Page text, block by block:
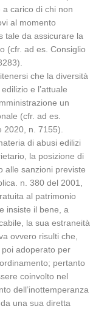
a carico di chi non
al momento
tale da assicurare la
(cfr. ad es. Consiglio
che la diversità
e l’attuale
un
(cfr. ad es.
n. 7155).
di abusi edilizi
la posizione di
alle sanzioni previste
n. 380 del 2001,
al patrimonio
insiste il bene, a
la sua estraneità
ovvero risulti che,
adoperato per
pertanto
coinvolto nel
dell’inottemperanza
una sua diretta